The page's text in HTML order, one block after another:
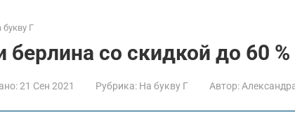
букву Г
берлина со скидкой до 60 %
21 Сен 2021 Рубрика: На букву Г Автор: